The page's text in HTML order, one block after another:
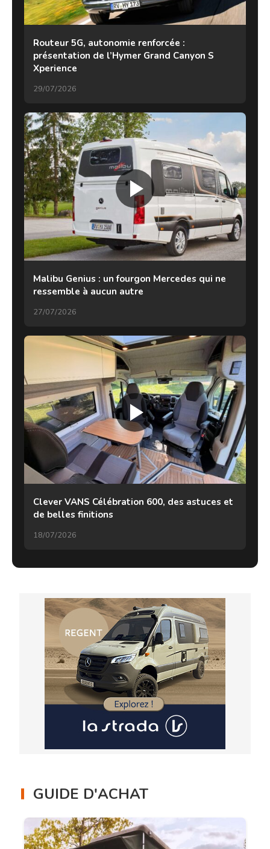
Routeur 5G, autonomie renforcée :
présentation de l’Hymer Grand Canyon S
Xperience
29/07/2026
Malibu Genius : un fourgon Mercedes qui ne
ressemble à aucun autre
27/07/2026
Clever VANS Célébration 600, des astuces et
de belles finitions
18/07/2026
GUIDE D'ACHAT